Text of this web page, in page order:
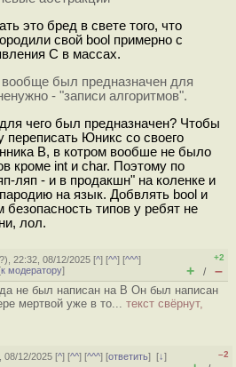
это бред в свете того, что
свой bool примерно с
С в массах.
вообще был предназначен для
- "записи алгоритмов".
чего был предназначен? Чтобы
переписать Юникс со своего
В, в котром вообше не было
кроме int и char. Поэтому по
ляп - и в продакшн" на коленке и
на язык. Добвлять bool и
безопасность типов у ребят не
лол.
?), 22:32, 08/12/2025 [^] [^^] [^^^]
к модератору]
+2
+ / –
не был написан на B Он был написан
мертвой уже в то... текст свёрнут,
08/12/2025 [^] [^^] [^^^] [ответить][↓]
–2